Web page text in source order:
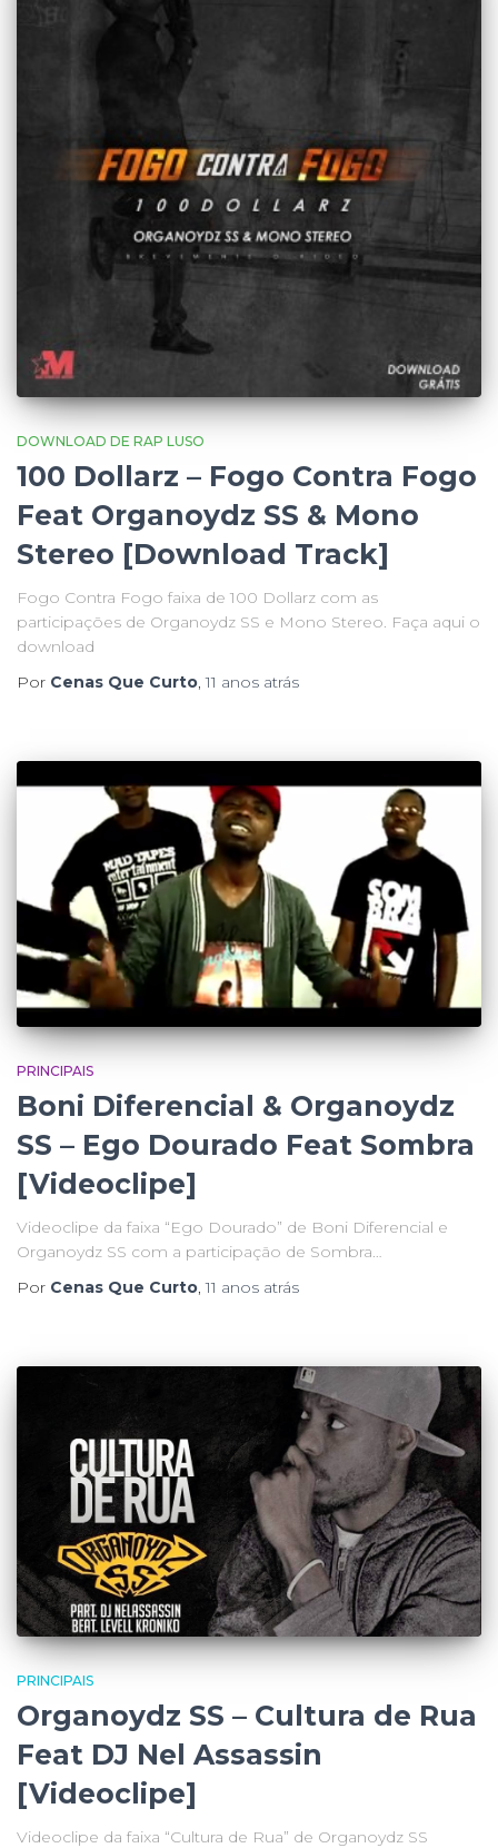
DOWNLOAD DE RAP LUSO
100 Dollarz – Fogo Contra Fogo
Feat Organoydz SS & Mono
Stereo [Download Track]
Fogo Contra Fogo faixa de 100 Dollarz com as
participações de Organoydz SS e Mono Stereo. Faça aqui o
download
Por Cenas Que Curto,11 anos atrás
PRINCIPAIS
Boni Diferencial & Organoydz
SS – Ego Dourado Feat Sombra
[Videoclipe]
Videoclipe da faixa “Ego Dourado” de Boni Diferencial e
Organoydz SS com a participação de Sombra…
Por Cenas Que Curto ,11 anos atrás
PRINCIPAIS
Organoydz SS – Cultura de Rua
Feat DJ Nel Assassin
[Videoclipe]
Videoclipe da faixa “Cultura de Rua” de Organoydz SS